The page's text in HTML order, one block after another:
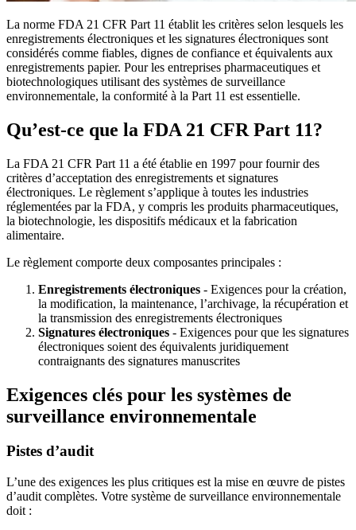
La norme FDA 21 CFR Part 11 établit les critères selon lesquels les
enregistrements électroniques et les signatures électroniques sont
considérés comme fiables, dignes de confiance et équivalents aux
enregistrements papier. Pour les entreprises pharmaceutiques et
biotechnologiques utilisant des systèmes de surveillance
environnementale, la conformité à la Part 11 est essentielle.
Qu’est-ce que la FDA 21 CFR Part 11?
La FDA 21 CFR Part 11 a été établie en 1997 pour fournir des
critères d’acceptation des enregistrements et signatures
électroniques. Le règlement s’applique à toutes les industries
réglementées par la FDA, y compris les produits pharmaceutiques,
la biotechnologie, les dispositifs médicaux et la fabrication
alimentaire.
Le règlement comporte deux composantes principales :
Enregistrements électroniques - Exigences pour la création,
la modification, la maintenance, l’archivage, la récupération et
la transmission des enregistrements électroniques
Signatures électroniques - Exigences pour que les signatures
électroniques soient des équivalents juridiquement
contraignants des signatures manuscrites
Exigences clés pour les systèmes de
surveillance environnementale
Pistes d’audit
L’une des exigences les plus critiques est la mise en œuvre de pistes
d’audit complètes. Votre système de surveillance environnementale
doit :